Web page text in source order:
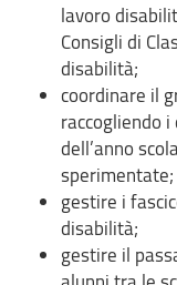
lavoro
Consigli di
disabilità;
coordinare il
raccogliendo
dell’anno
sperimentate;
gestire i
disabilità;
gestire il